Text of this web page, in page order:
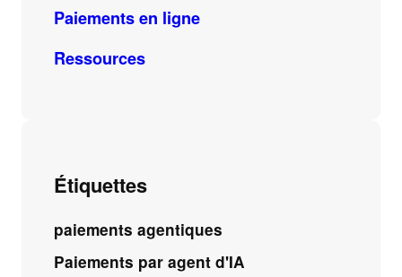
Paiements en ligne
Ressources
Étiquettes
paiements agentiques
Paiements par agent d'IA